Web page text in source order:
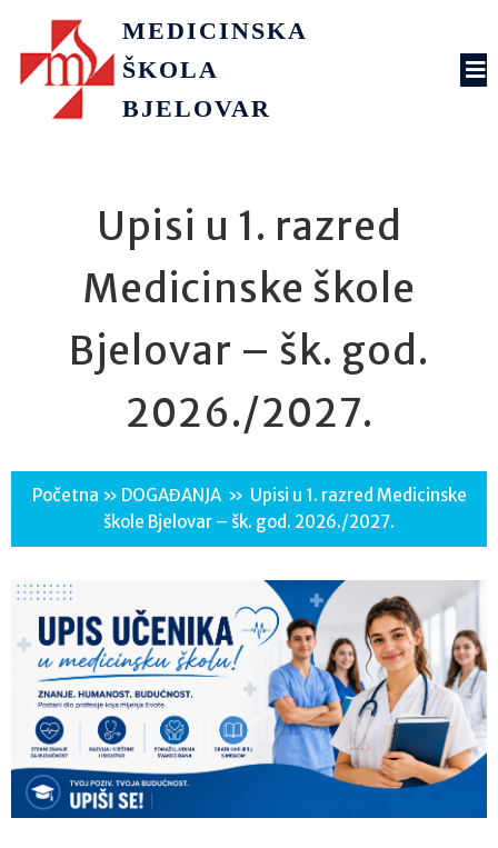
MEDICINSKA
ŠKOLA
BJELOVAR
Upisi u 1. razred
Medicinske škole
Bjelovar – šk. god.
2026./2027.
Početna » DOGAĐANJA » Upisi u 1. razred Medicinske
škole Bjelovar – šk. god. 2026./2027.